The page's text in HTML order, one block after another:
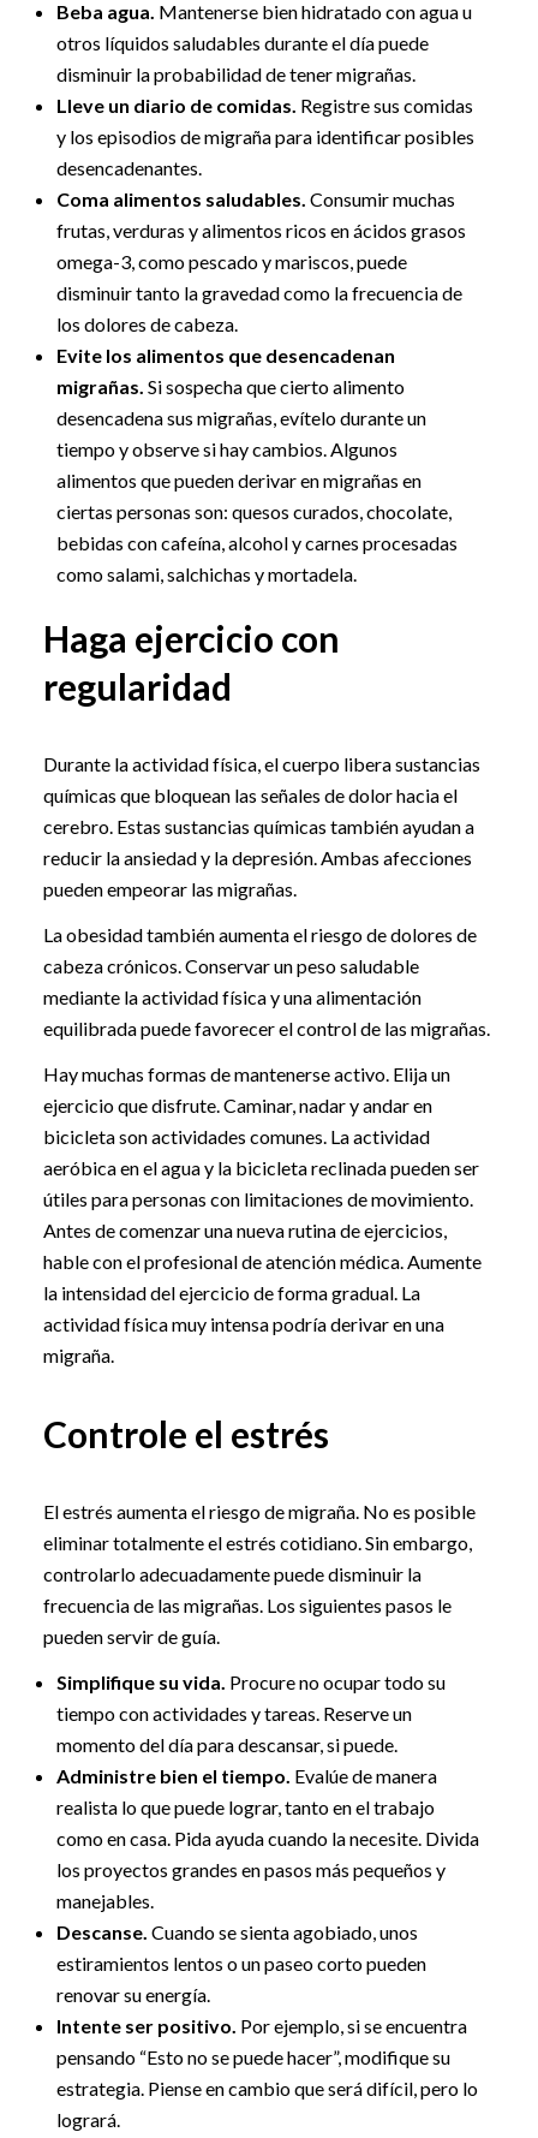
Beba agua. Mantenerse bien hidratado con agua u
otros líquidos saludables durante el día puede
disminuir la probabilidad de tener migrañas.
Lleve un diario de comidas. Registre sus comidas
y los episodios de migraña para identificar posibles
desencadenantes.
Coma alimentos saludables. Consumir muchas
frutas, verduras y alimentos ricos en ácidos grasos
omega-3, como pescado y mariscos, puede
disminuir tanto la gravedad como la frecuencia de
los dolores de cabeza.
Evite los alimentos que desencadenan
migrañas. Si sospecha que cierto alimento
desencadena sus migrañas, evítelo durante un
tiempo y observe si hay cambios. Algunos
alimentos que pueden derivar en migrañas en
ciertas personas son: quesos curados, chocolate,
bebidas con cafeína, alcohol y carnes procesadas
como salami, salchichas y mortadela.
Haga ejercicio con
regularidad
Durante la actividad física, el cuerpo libera sustancias
químicas que bloquean las señales de dolor hacia el
cerebro. Estas sustancias químicas también ayudan a
reducir la ansiedad y la depresión. Ambas afecciones
pueden empeorar las migrañas.
La obesidad también aumenta el riesgo de dolores de
cabeza crónicos. Conservar un peso saludable
mediante la actividad física y una alimentación
equilibrada puede favorecer el control de las migrañas.
Hay muchas formas de mantenerse activo. Elija un
ejercicio que disfrute. Caminar, nadar y andar en
bicicleta son actividades comunes. La actividad
aeróbica en el agua y la bicicleta reclinada pueden ser
útiles para personas con limitaciones de movimiento.
Antes de comenzar una nueva rutina de ejercicios,
hable con el profesional de atención médica. Aumente
la intensidad del ejercicio de forma gradual. La
actividad física muy intensa podría derivar en una
migraña.
Controle el estrés
El estrés aumenta el riesgo de migraña. No es posible
eliminar totalmente el estrés cotidiano. Sin embargo,
controlarlo adecuadamente puede disminuir la
frecuencia de las migrañas. Los siguientes pasos le
pueden servir de guía.
Simplifique su vida. Procure no ocupar todo su
tiempo con actividades y tareas. Reserve un
momento del día para descansar, si puede.
Administre bien el tiempo. Evalúe de manera
realista lo que puede lograr, tanto en el trabajo
como en casa. Pida ayuda cuando la necesite. Divida
los proyectos grandes en pasos más pequeños y
manejables.
Descanse. Cuando se sienta agobiado, unos
estiramientos lentos o un paseo corto pueden
renovar su energía.
Intente ser positivo. Por ejemplo, si se encuentra
pensando “Esto no se puede hacer”, modifique su
estrategia. Piense en cambio que será difícil, pero lo
logrará.